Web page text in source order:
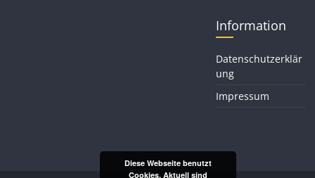
Information
Datenschutzerklär
ung
Impressum
Diese Webseite benutzt
Cookies. Aktuell sind